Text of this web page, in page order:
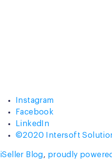
Instagram
Facebook
LinkedIn
©2020 Intersoft
iSeller Blog, proudly